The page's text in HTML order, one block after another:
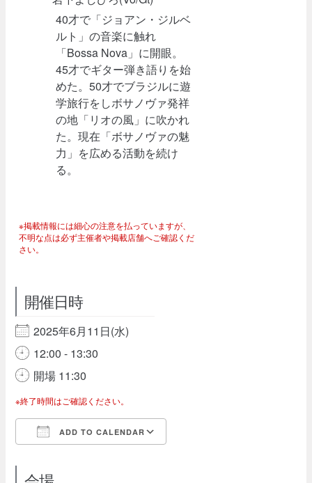
40才で「ジョアン・ジルベ
ルト」の音楽に触れ
「Bossa Nova」に開眼。
45才でギター弾き語りを始
めた。50才でブラジルに遊
学旅行をしボサノヴァ発祥
の地「リオの風」に吹かれ
た。現在「ボサノヴァの魅
力」を広める活動を続け
る。
※掲載情報には細心の注意を払っていますが、
不明な点は必ず主催者や掲載店舗へご確認くだ
さい。
開催日時
2025年6月11日(水)
12:00 - 13:30
開場 11:30
※終了時間はご確認ください。
ADD TO CALENDAR